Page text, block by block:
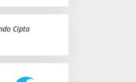
Cipta